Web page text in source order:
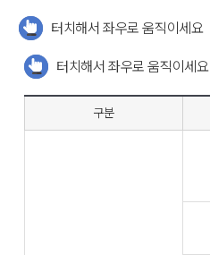
터치해서 좌우로 움직이세요
터치해서 좌우로 움직이세요
구분